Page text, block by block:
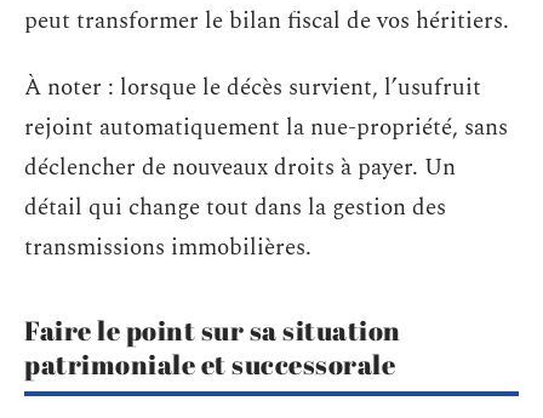
peut transformer le bilan fiscal de vos héritiers.
À noter : lorsque le décès survient, l’usufruit
rejoint automatiquement la nue-propriété, sans
déclencher de nouveaux droits à payer. Un
détail qui change tout dans la gestion des
transmissions immobilières.
Faire le point sur sa situation
patrimoniale et successorale